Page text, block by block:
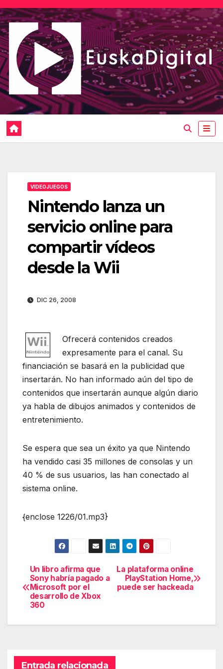
Saltar
al
contenido
VIDEOJUEGOS
Nintendo lanza un
servicio online para
compartir vídeos
desde la Wii
DIC 26, 2008
Ofrecerá contenidos creados
expresamente para el canal. Su
financiación se basará en la publicidad que
insertarán. No han informado aún del tipo de
contenidos que insertarán aunque algún diario
ya habla de dibujos animados y contenidos de
entretenimiento.
Se espera que sea un éxito ya que Nintendo
ha vendido casi 35 millones de consolas y un
40 % de sus usuarios, las han conectado al
sistema online.
{enclose 1226/01.mp3}
Navegación
de
La plataforma online
PlayStation Home,
puede ser hackeada
Un libro afirma que
Sony habría pagado a
Microsoft por el
desarrollo de Xbox
360
Entrada relacionada